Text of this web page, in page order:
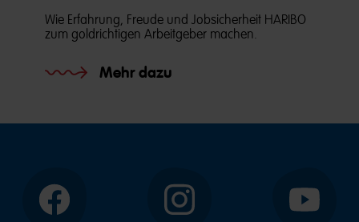
Wie Erfahrung, Freude und Jobsicherheit HARIBO
zum goldrichtigen Arbeitgeber machen.
Mehr dazu
Facebook Instagram YouTube